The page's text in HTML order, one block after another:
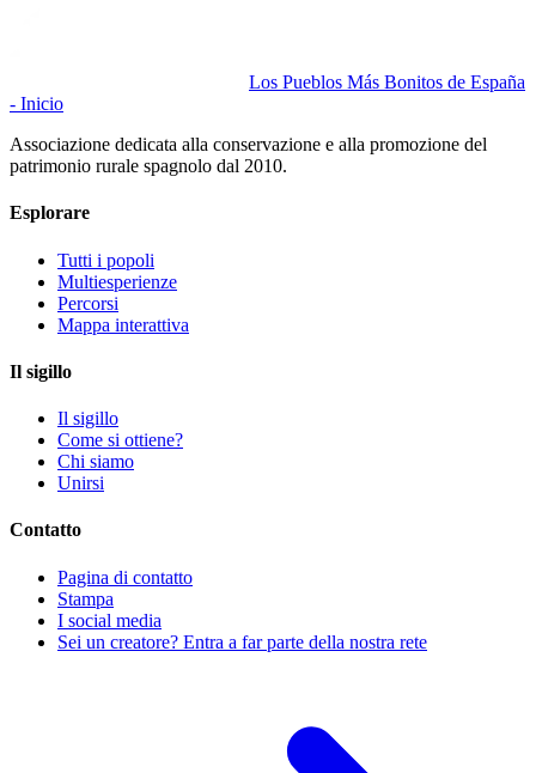
Los Pueblos Más Bonitos de España
- Inicio
Associazione dedicata alla conservazione e alla promozione del
patrimonio rurale spagnolo dal 2010.
Esplorare
Tutti i popoli
Multiesperienze
Percorsi
Mappa interattiva
Il sigillo
Il sigillo
Come si ottiene?
Chi siamo
Unirsi
Contatto
Pagina di contatto
Stampa
I social media
Sei un creatore? Entra a far parte della nostra rete